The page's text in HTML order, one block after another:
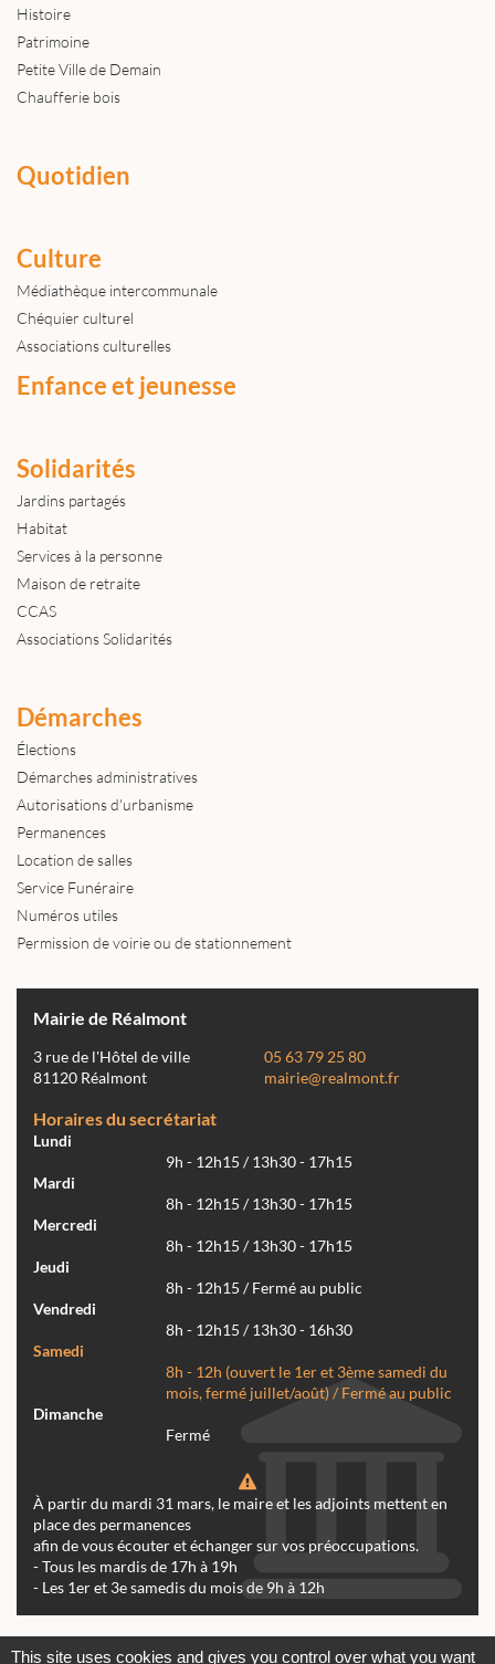
Histoire
Patrimoine
Petite Ville de Demain
Chaufferie bois
Quotidien
Culture
Médiathèque intercommunale
Chéquier culturel
Associations culturelles
Enfance et jeunesse
Solidarités
Jardins partagés
Habitat
Services à la personne
Maison de retraite
CCAS
Associations Solidarités
Démarches
Élections
Démarches administratives
Autorisations d'urbanisme
Permanences
Location de salles
Service Funéraire
Numéros utiles
Permission de voirie ou de stationnement
Mairie de Réalmont
3 rue de l'Hôtel de ville
81120 Réalmont
05 63 79 25 80
mairie@realmont.fr
Horaires du secrétariat
Lundi
9h - 12h15 / 13h30 - 17h15
Mardi
8h - 12h15 / 13h30 - 17h15
Mercredi
8h - 12h15 / 13h30 - 17h15
Jeudi
8h - 12h15 / Fermé au public
Vendredi
8h - 12h15 / 13h30 - 16h30
Samedi
8h - 12h (ouvert le 1er et 3ème samedi du
mois, fermé juillet/août) / Fermé au public
Dimanche
Fermé
À partir du mardi 31 mars, le maire et les adjoints mettent en
place des permanences
afin de vous écouter et échanger sur vos préoccupations.
- Tous les mardis de 17h à 19h
- Les 1er et 3e samedis du mois de 9h à 12h
This site uses cookies and gives you control over what you want